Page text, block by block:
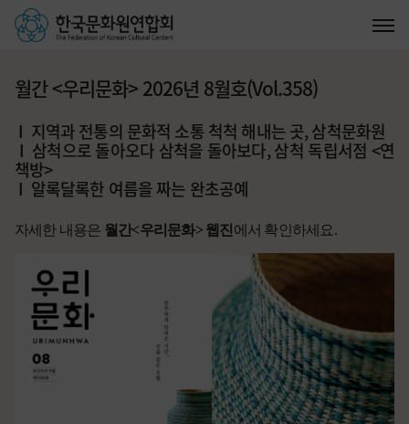
월간 <우리문화> 2026년 8월호(Vol.358)
I 지역과 전통의 문화적 소통 척척 해내는 곳, 삼척문화원
I 삼척으로 돌아오다 삼척을 돌아보다, 삼척 독립서점 <연
책방>
I 알록달록한 여름을 짜는 완초공예
자세한 내용은 월간<우리문화> 웹진 에서 확인하세요.